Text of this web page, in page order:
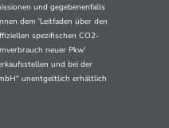
und gegebenenfalls
dem 'Leitfaden über den
spezifischen CO2-
neuer Pkw'
und bei der
unentgeltlich erhältlich